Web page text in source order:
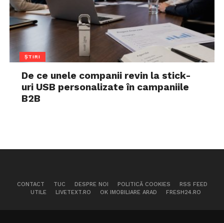
ȘTIRI
De ce unele companii revin la stick-
uri USB personalizate în campaniile
B2B
CONTACT TUC DESPRE NOI POLITICĂ COOKIES
RSS FEED
UTILE
LIVETEXT.RO OK IMOBILIARE ARAD FRESH24.RO